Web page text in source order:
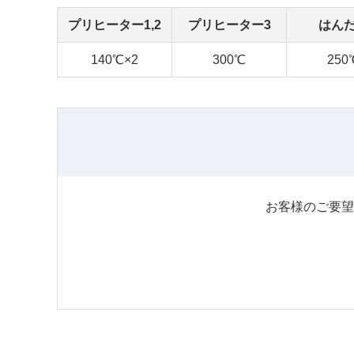
プリヒーター1,2 プリヒーター3 はん
140℃×2 300℃
お客様のご要